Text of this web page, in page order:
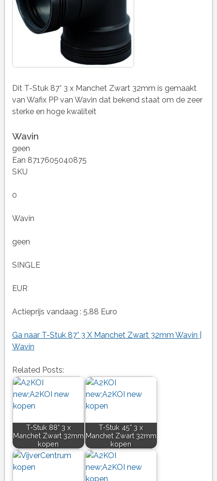
Dit T-Stuk 87° 3 x Manchet Zwart 32mm is gemaakt
van Wafix PP van Wavin dat bekend staat om de zeer
sterke en hoge kwaliteit
Wavin
geen
Ean 8717605040875
SKU
0
Wavin
geen
SINGLE
EUR
Actieprijs vandaag : 5.88 Euro
Ga naar T-Stuk 87° 3 X Manchet Zwart 32mm Wavin |
Wavin
Related Posts:
T-Stuk 88° 3 x
Manchet Zwart 32mm
kopen
T-Stuk 45° 3 x
Manchet Zwart 32mm
kopen